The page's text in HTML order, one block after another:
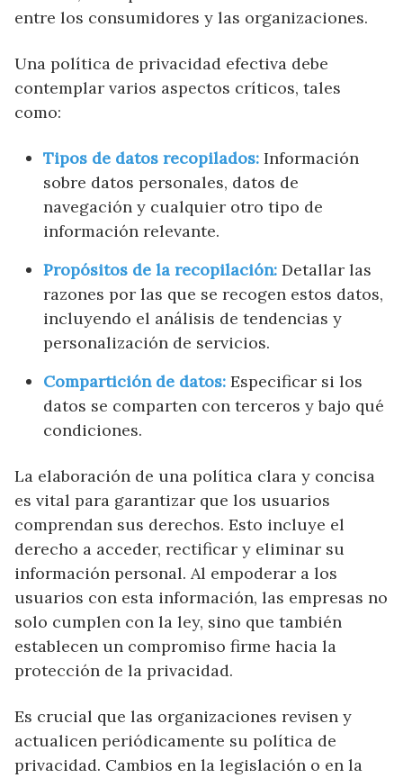
entre los consumidores y las organizaciones.
Una política de privacidad efectiva debe
contemplar varios aspectos críticos, tales
como:
Tipos de datos recopilados: Información
sobre datos personales, datos de
navegación y cualquier otro tipo de
información relevante.
Propósitos de la recopilación: Detallar las
razones por las que se recogen estos datos,
incluyendo el análisis de tendencias y
personalización de servicios.
Compartición de datos: Especificar si los
datos se comparten con terceros y bajo qué
condiciones.
La elaboración de una política clara y concisa
es vital para garantizar que los usuarios
comprendan sus derechos. Esto incluye el
derecho a acceder, rectificar y eliminar su
información personal. Al empoderar a los
usuarios con esta información, las empresas no
solo cumplen con la ley, sino que también
establecen un compromiso firme hacia la
protección de la privacidad.
Es crucial que las organizaciones revisen y
actualicen periódicamente su política de
privacidad. Cambios en la legislación o en la